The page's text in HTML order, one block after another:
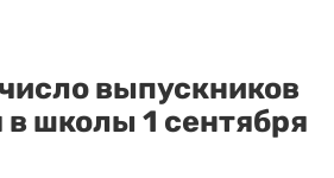
выпускников
в школы 1 сентября